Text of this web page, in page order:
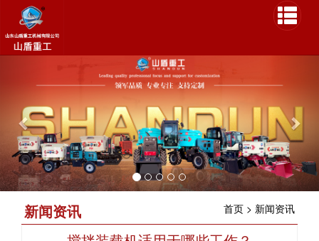
e
v
i
o
u
s
x
t
新闻资讯 首页 > 新闻资讯